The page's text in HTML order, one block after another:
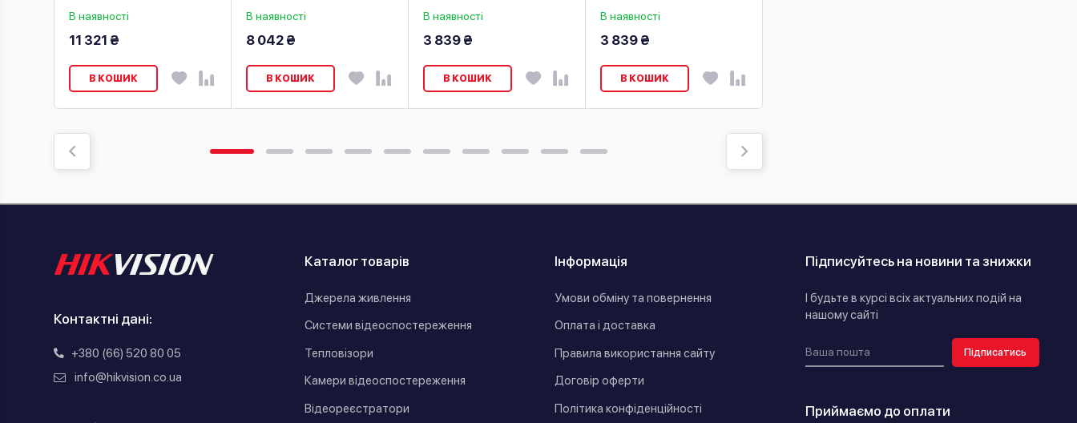
В наявності
11 321 ₴
В КОШИК
В наявності
8 042 ₴
В КОШИК
В наявності
3 839 ₴
В КОШИК
В наявності
3 839 ₴
В КОШИК
Контактні дані:
+380 (66) 520 80 05
info@hikvision.co.ua
Каталог товарів
Джерела живлення
Системи відеоспостереження
Тепловізори
Камери відеоспостереження
Відеореєстратори
Інформація
Умови обміну та повернення
Оплата і доставка
Правила використання сайту
Договір оферти
Політика конфіденційності
Підписуйтесь на новини та знижки
І будьте в курсі всіх актуальних подій на
нашому сайті
Підписатись
Приймаємо до оплати